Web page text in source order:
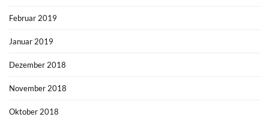
Februar 2019
Januar 2019
Dezember 2018
November 2018
Oktober 2018